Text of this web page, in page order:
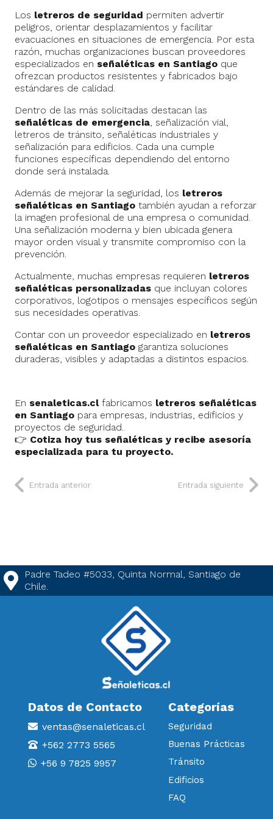
Los letreros de seguridad permiten advertir
peligros, orientar desplazamientos y facilitar
evacuaciones en situaciones de emergencia. Por esta
razón, muchas organizaciones buscan proveedores
especializados en señaléticas en Santiago que
ofrezcan productos resistentes y fabricados bajo
estándares de calidad.
Dentro de las más solicitadas destacan las
señaléticas de emergencia, señalización vial,
letreros de tránsito, señaléticas industriales y
señalización para edificios. Cada una cumple
funciones específicas dependiendo del entorno
donde será instalada.
Además de mejorar la seguridad, los letreros
señaléticas en Santiago también ayudan a reforzar
la imagen profesional de una empresa o comunidad.
Una señalización moderna y bien ubicada genera
mayor orden visual y transmite compromiso con la
prevención.
Actualmente, muchas empresas requieren letreros
señaléticas personalizadas que incluyan colores
corporativos, logotipos o mensajes específicos según
sus necesidades operativas.
Contar con un proveedor especializado en letreros
señaléticas en Santiago garantiza soluciones
duraderas, visibles y adaptadas a distintos espacios.
En senaleticas.clfabricamos letreros señaléticas
en Santiago para empresas, industrias, edificios y
proyectos de seguridad.
👉 Cotiza hoy tus señaléticas y recibe asesoría
especializada para tu proyecto.
Entrada anterior Entrada siguiente
Padre Tadeo #5033, Quinta Normal, Santiago de
Chile.
Datos de Contacto
ventas@senaleticas.cl
+562 2773 5565
+56 9 7825 9957
Categorías
Seguridad
Buenas Prácticas
Tránsito
Edificios
FAQ